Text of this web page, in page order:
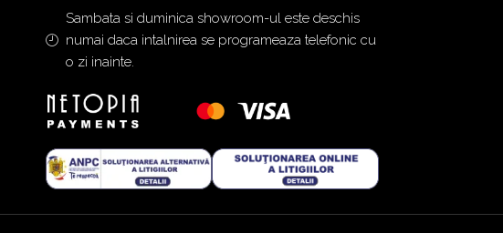
Sambata si duminica showroom-ul este deschis
numai daca intalnirea se programeaza telefonic cu
o zi inainte.